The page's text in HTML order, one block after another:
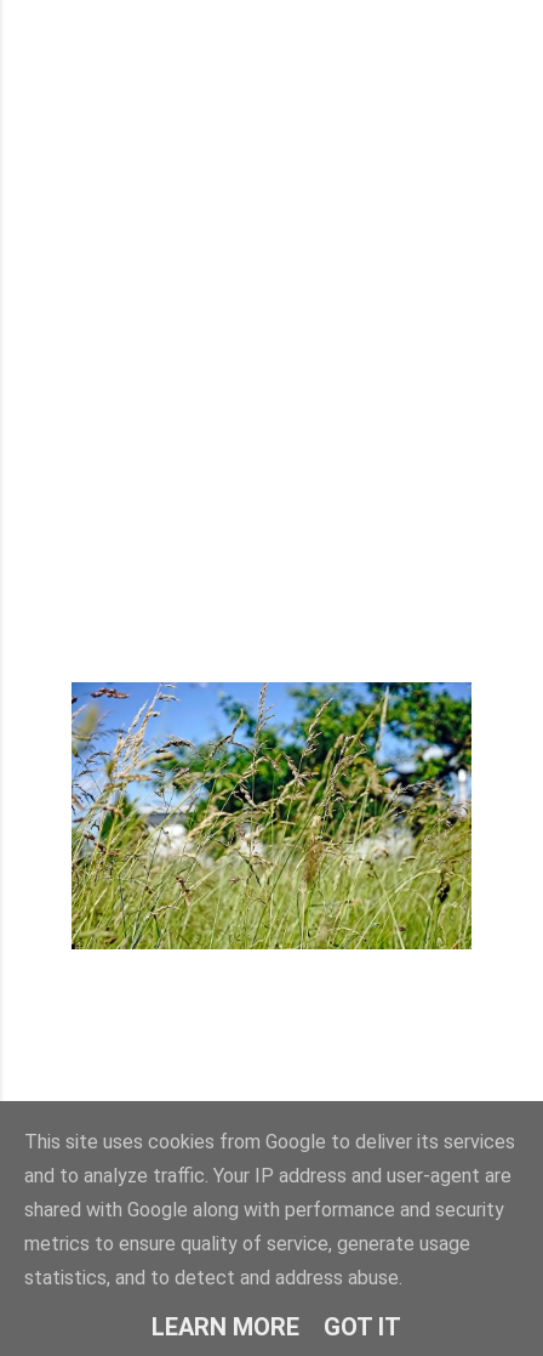
This site uses cookies from Google to deliver its services
and to analyze traffic. Your IP address and user-agent are
shared with Google along with performance and security
metrics to ensure quality of service, generate usage
statistics, and to detect and address abuse.
LEARN MORE GOT IT